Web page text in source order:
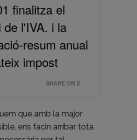
finalitza el
de l'IVA. i la
resum anual
impost
SHARE ON X
que amb la major
ens facin arribar tota